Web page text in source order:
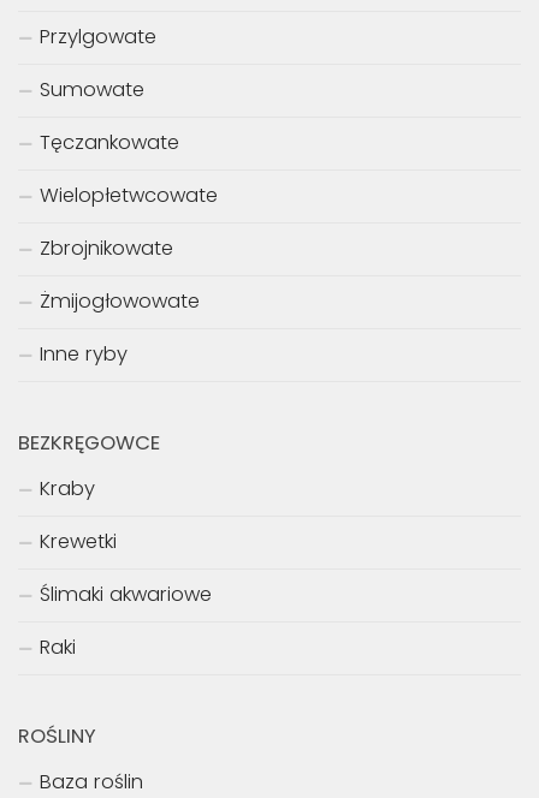
Przylgowate
Sumowate
Tęczankowate
Wielopłetwcowate
Zbrojnikowate
Żmijogłowowate
Inne ryby
BEZKRĘGOWCE
Kraby
Krewetki
Ślimaki akwariowe
Raki
ROŚLINY
Baza roślin